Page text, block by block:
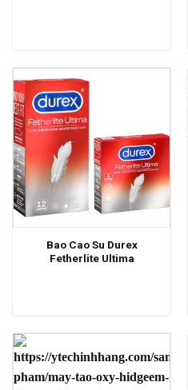
Bao Cao Su Durex
Fetherlite Ultima